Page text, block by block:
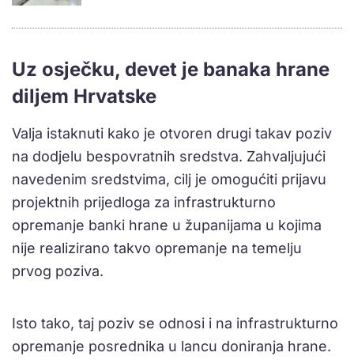
Uz osječku, devet je banaka hrane
diljem Hrvatske
Valja istaknuti kako je otvoren drugi takav poziv
na dodjelu bespovratnih sredstva. Zahvaljujući
navedenim sredstvima, cilj je omogućiti prijavu
projektnih prijedloga za infrastrukturno
opremanje banki hrane u županijama u kojima
nije realizirano takvo opremanje na temelju
prvog poziva.
Isto tako, taj poziv se odnosi i na infrastrukturno
opremanje posrednika u lancu doniranja hrane.